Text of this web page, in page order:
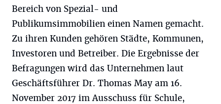
Bereich von Spezial- und
Publikumsimmobilien einen Namen gemacht.
Zu ihren Kunden gehören Städte, Kommunen,
Investoren und Betreiber. Die Ergebnisse der
Befragungen wird das Unternehmen laut
Geschäftsführer Dr. Thomas May am 16.
November 2017 im Ausschuss für Schule,